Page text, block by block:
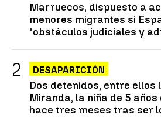
Marruecos, dispuesto a
menores migrantes si
"obstáculos judiciales y
DESAPARICIÓN
Dos detenidos, entre ellos
Miranda, la niña de 5
hace tres meses tras ser